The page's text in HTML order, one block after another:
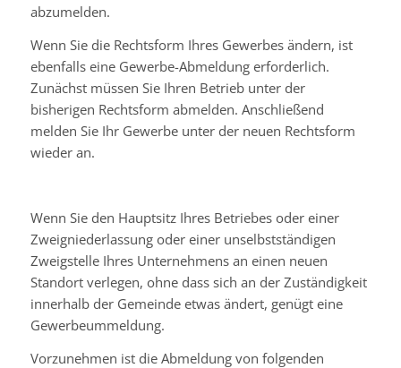
abzumelden.
Wenn Sie die Rechtsform Ihres Gewerbes ändern, ist
ebenfalls eine Gewerbe-Abmeldung erforderlich.
Zunächst müssen Sie Ihren Betrieb unter der
bisherigen Rechtsform abmelden. Anschließend
melden Sie Ihr Gewerbe unter der neuen Rechtsform
wieder an.
Wenn Sie den Hauptsitz Ihres Betriebes oder einer
Zweigniederlassung oder einer unselbstständigen
Zweigstelle Ihres Unternehmens an einen neuen
Standort verlegen, ohne dass sich an der Zuständigkeit
innerhalb der Gemeinde etwas ändert, genügt eine
Gewerbeummeldung.
Vorzunehmen ist die Abmeldung von folgenden